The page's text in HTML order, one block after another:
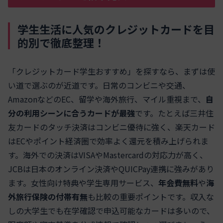
学生生活に人気のクレジットカードを目
的別で徹底整理！
「クレジットカード学生おすすめ」を探すなら、まずは使
い道で選ぶのが近道です。日常のコンビニや交通、
AmazonなどのEC、留学や海外旅行、マイル重視まで、 自
分の利用シーンに合うカードが最強です。たとえば三井住
友カードのタッチ決済はコンビニ優待に強く、楽天カード
はECやポイント経済圏で効率よく還元を積み上げられま
す。海外での決済はVISAやMastercardの対応力が高く、
JCBは日本のオンライン決済やQUICPay連携に強みがあり
ます。女性向け特典や学生専用サービス、 年会費無料や海
外旅行保険の付帯有無も比較の重要ポイントです。収入な
しの大学生でも在学確認で申込可能なカードは多いので、